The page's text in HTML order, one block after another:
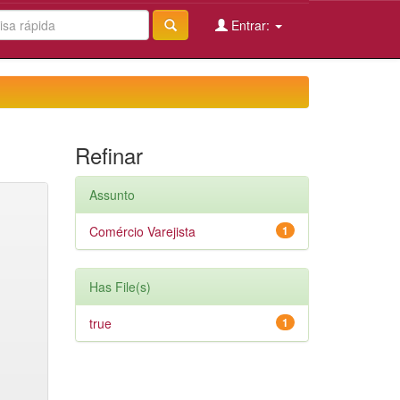
Entrar:
Refinar
Assunto
1
Comércio Varejista
Has File(s)
1
true